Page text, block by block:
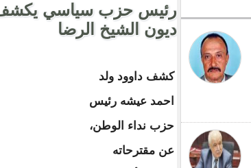
رئيس حزب سياسي يكشف
ديون الشيخ الرضا
كشف داوود ولد
احمد عيشه رئيس
حزب نداء الوطن،
عن مقترحاته